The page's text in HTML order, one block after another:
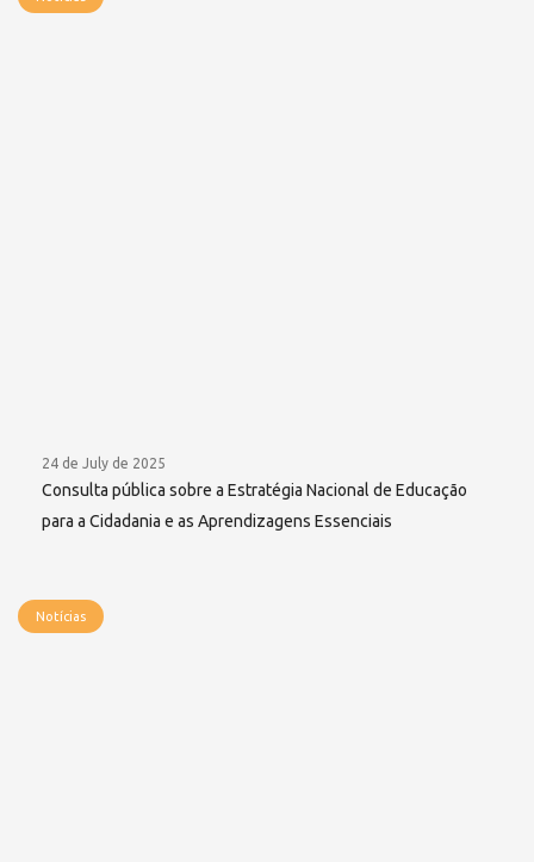
24 de July de 2025
Consulta pública sobre a Estratégia Nacional de Educação
para a Cidadania e as Aprendizagens Essenciais
Notícias